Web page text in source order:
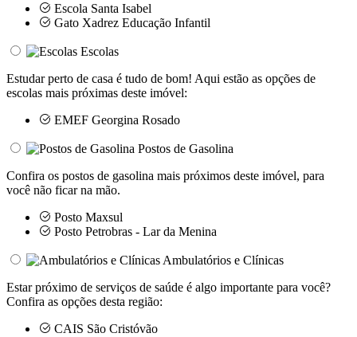
Escola Santa Isabel
Gato Xadrez Educação Infantil
Escolas
Estudar perto de casa é tudo de bom! Aqui estão as opções de
escolas mais próximas deste imóvel:
EMEF Georgina Rosado
Postos de Gasolina
Confira os postos de gasolina mais próximos deste imóvel, para
você não ficar na mão.
Posto Maxsul
Posto Petrobras - Lar da Menina
Ambulatórios e Clínicas
Estar próximo de serviços de saúde é algo importante para você?
Confira as opções desta região:
CAIS São Cristóvão